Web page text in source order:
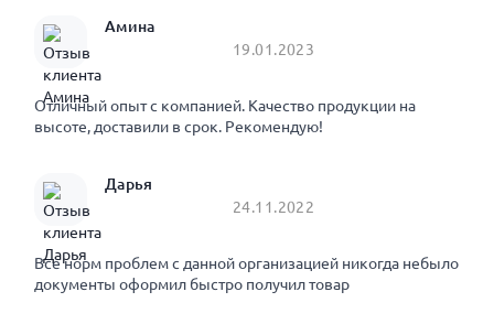
Амина
19.01.2023
Отличный опыт с компанией. Качество продукции на
высоте, доставили в срок. Рекомендую!
Дарья
24.11.2022
Все норм проблем с данной организацией никогда небыло
документы оформил быстро получил товар